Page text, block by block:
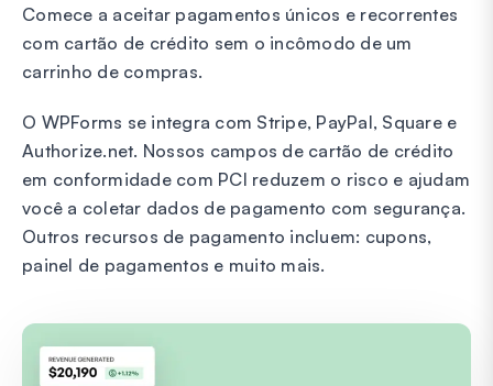
Comece a aceitar pagamentos únicos e recorrentes
com cartão de crédito sem o incômodo de um
carrinho de compras.
O WPForms se integra com Stripe, PayPal, Square e
Authorize.net. Nossos campos de cartão de crédito
em conformidade com PCI reduzem o risco e ajudam
você a coletar dados de pagamento com segurança.
Outros recursos de pagamento incluem: cupons,
painel de pagamentos e muito mais.